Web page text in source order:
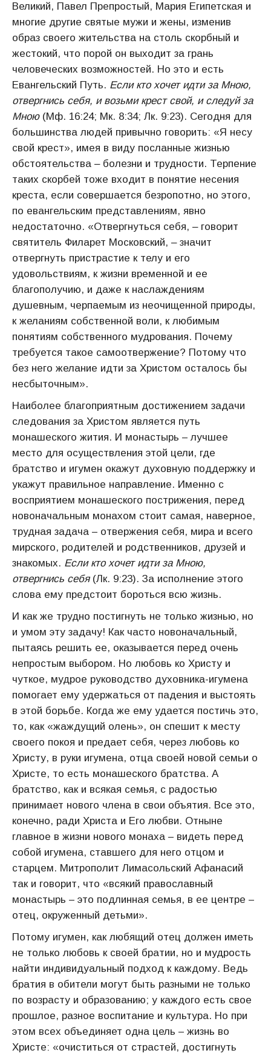
Великий, Павел Препростый, Мария Египетская и
многие другие святые мужи и жены, изменив
образ своего жительства на столь скорбный и
жестокий, что порой он выходит за грань
человеческих возможностей. Но это и есть
Евангельский Путь. Если кто хочет идти за Мною,
отвергнись себя, и возьми крест свой, и следуй за
Мною(Мф. 16:24; Мк. 8:34; Лк. 9:23). Сегодня для
большинства людей привычно говорить: «Я несу
свой крест», имея в виду посланные жизнью
обстоятельства ‒ болезни и трудности. Терпение
таких скорбей тоже входит в понятие несения
креста, если совершается безропотно, но этого,
по евангельским представлениям, явно
недостаточно. «Отвергнуться себя, ‒ говорит
святитель Филарет Московский, ‒ значит
отвергнуть пристрастие к телу и его
удовольствиям, к жизни временной и ее
благополучию, и даже к наслаждениям
душевным, черпаемым из неочищенной природы,
к желаниям собственной воли, к любимым
понятиям собственного мудрования. Почему
требуется такое самоотвержение? Потому что
без него желание идти за Христом осталось бы
несбыточным».
Наиболее благоприятным достижением задачи
следования за Христом является путь
монашеского жития. И монастырь – лучшее
место для осуществления этой цели, где
братство и игумен окажут духовную поддержку и
укажут правильное направление. Именно с
восприятием монашеского пострижения, перед
новоначальным монахом стоит самая, наверное,
трудная задача – отвержения себя, мира и всего
мирского, родителей и родственников, друзей и
знакомых. Если кто хочет идти за Мною,
отвергнись себя(Лк. 9:23). За исполнение этого
слова ему предстоит бороться всю жизнь.
И как же трудно постигнуть не только жизнью, но
и умом эту задачу! Как часто новоначальный,
пытаясь решить ее, оказывается перед очень
непростым выбором. Но любовь ко Христу и
чуткое, мудрое руководство духовника-игумена
помогает ему удержаться от падения и выстоять
в этой борьбе. Когда же ему удается постичь это,
то, как «жаждущий олень», он спешит к месту
своего покоя и предает себя, через любовь ко
Христу, в руки игумена, отца своей новой семьи о
Христе, то есть монашеского братства. А
братство, как и всякая семья, с радостью
принимает нового члена в свои объятия. Все это,
конечно, ради Христа и Его любви. Отныне
главное в жизни нового монаха – видеть перед
собой игумена, ставшего для него отцом и
старцем. Митрополит Лимасольский Афанасий
так и говорит, что «всякий православный
монастырь – это подлинная семья, в ее центре –
отец, окруженный детьми».
Потому игумен, как любящий отец должен иметь
не только любовь к своей братии, но и мудрость
найти индивидуальный подход к каждому. Ведь
братия в обители могут быть разными не только
по возрасту и образованию; у каждого есть свое
прошлое, разное воспитание и культура. Но при
этом всех объединяет одна цель – жизнь во
Христе: «очиститься от страстей, достигнуть